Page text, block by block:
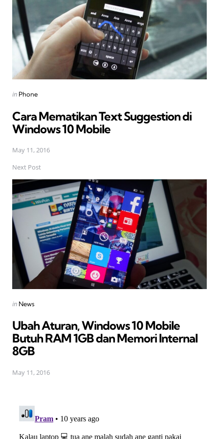
Posted
in Phone
Cara Mematikan Text Suggestion di
Windows 10 Mobile
May 11, 2016
Next Post
Posted
in News
Ubah Aturan, Windows 10 Mobile
Butuh RAM 1GB dan Memori Internal
8GB
May 11, 2016